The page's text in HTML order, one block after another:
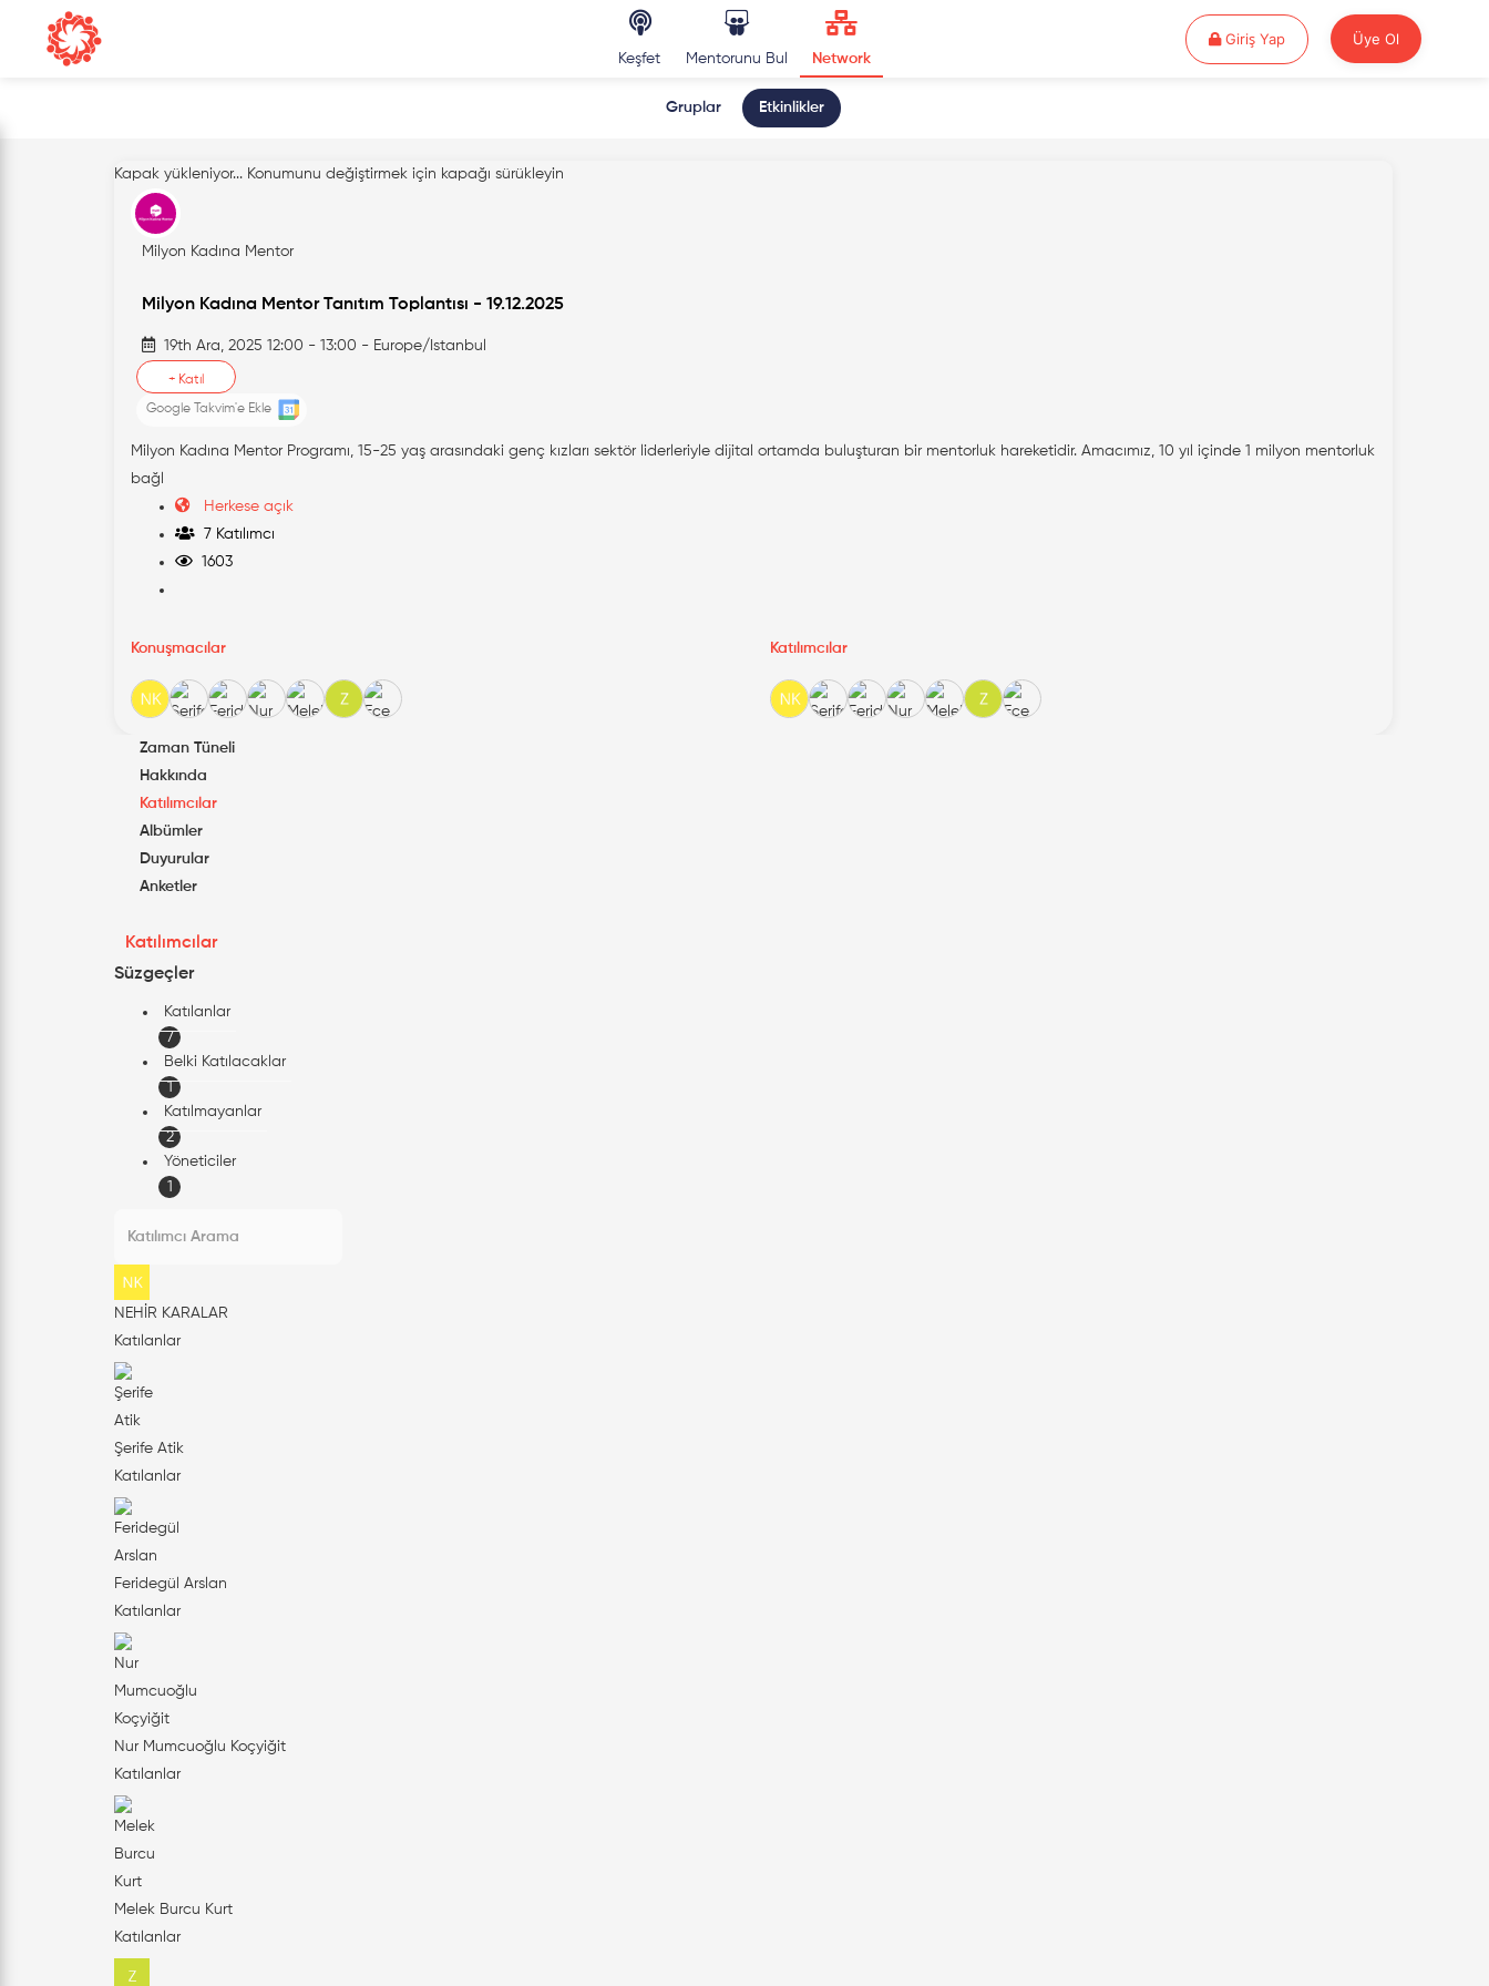
Keşfet Mentorunu Bul Network
Giriş YapGiriş Yap Üye Ol
Gruplar Etkinlikler
Kapak yükleniyor... Konumunu değiştirmek için kapağı sürükleyin
Milyon Kadına Mentor
Milyon Kadına Mentor Tanıtım Toplantısı - 19.12.2025
19th Ara, 2025 12:00 - 13:00 - Europe/Istanbul
+ Katıl
Google Takvim'e Ekle
Milyon Kadına Mentor Programı, 15-25 yaş arasındaki genç kızları sektör liderleriyle dijital ortamda buluşturan bir mentorluk hareketidir. Amacımız, 10 yıl içinde 1 milyon mentorluk
bağl
Herkese açık
7 Katılımcı
1603
Konuşmacılar Katılımcılar
Zaman Tüneli
Hakkında
Katılımcılar
Albümler
Duyurular
Anketler
Katılımcılar
Süzgeçler
Katılanlar
7
Belki Katılacaklar
1
Katılmayanlar
2
Yöneticiler
1
NEHİR KARALAR
Katılanlar
Şerife Atik
Katılanlar
Feridegül Arslan
Katılanlar
Nur Mumcuoğlu Koçyiğit
Katılanlar
Melek Burcu Kurt
Katılanlar